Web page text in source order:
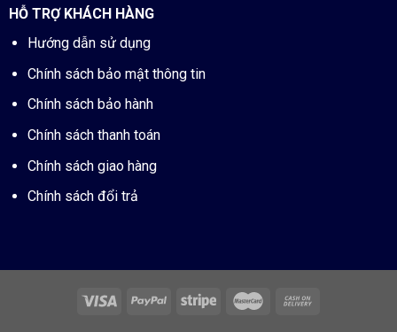
HỖ TRỢ KHÁCH HÀNG
Hướng dẫn sử dụng
Chính sách bảo mật thông tin
Chính sách bảo hành
Chính sách thanh toán
Chính sách giao hàng
Chính sách đổi trả